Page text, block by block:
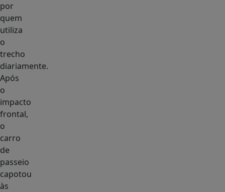
por
quem
utiliza
o
trecho
diariamente.
Após
o
impacto
frontal,
o
carro
de
passeio
capotou
às